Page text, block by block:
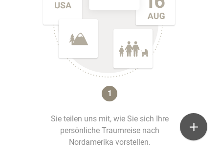
1
Sie teilen uns mit, wie Sie sich Ihre
persönliche Traumreise nach
Nordamerika vorstellen.